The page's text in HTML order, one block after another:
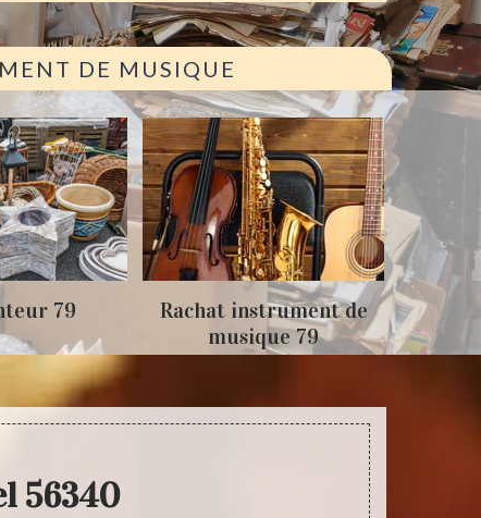
DE MUSIQUE
79
Rachat instrument de
musique 79
56340